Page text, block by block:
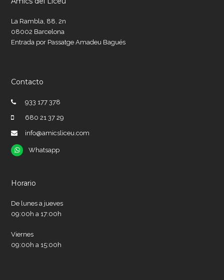
La Rambla, 88, 2n
08002 Barcelona
Entrada por Passatge Amadeu Bagués
Contacto
933 177 378
680 21 37 29
info@amicsliceu.com
Whatsapp
Whatsapp
Horario
De lunes a jueves
09:00h a 17:00h
Viernes
09:00h a 15:00h